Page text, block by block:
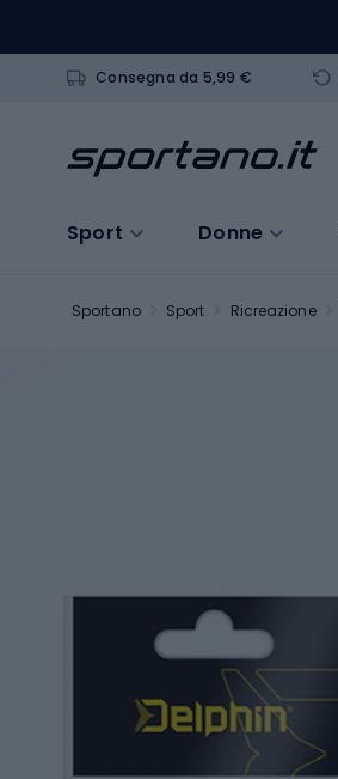
Consegna da 5,99 €
Sport Donne
Sportano Sport Ricreazione